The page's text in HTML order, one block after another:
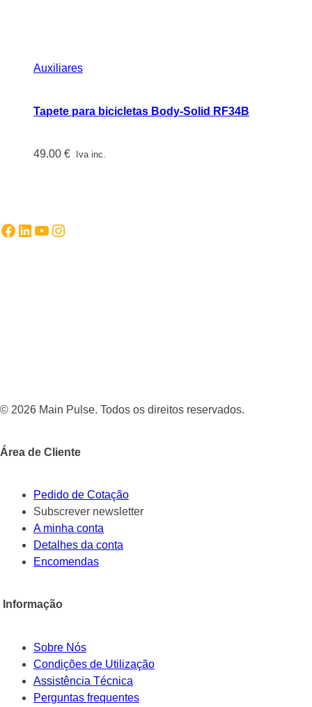
Auxiliares
Tapete para bicicletas Body-Solid RF34B
49.00 € Iva inc.
Facebook
LinkedIn
YouTube
Instagram
© 2026 Main Pulse. Todos os direitos reservados.
Área de Cliente
Pedido de Cotação
Subscrever newsletter
A minha conta
Detalhes da conta
Encomendas
Informação
Sobre Nós
Condições de Utilização
Assistência Técnica
Perguntas frequentes